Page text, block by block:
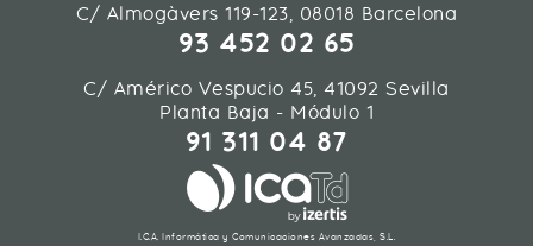
C/ Almogàvers 119-123, 08018 Barcelona
93 452 02 65
C/ Américo Vespucio 45, 41092 Sevilla
Planta Baja - Módulo 1
91 311 04 87
I.C.A. Informática y Comunicaciones Avanzadas, S.L.